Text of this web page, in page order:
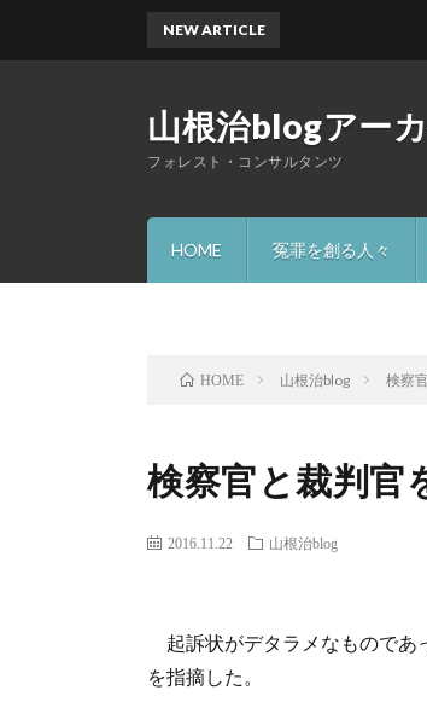
山根治blogアー
フォレスト・コンサルタンツ
HOME 冤罪を創る人々
NEW ARTICLE
HOME 山根治blog 検察
検察官と裁判官
2016.11.22 山根治blog
起訴状がデタラメなものであ
を指摘した。